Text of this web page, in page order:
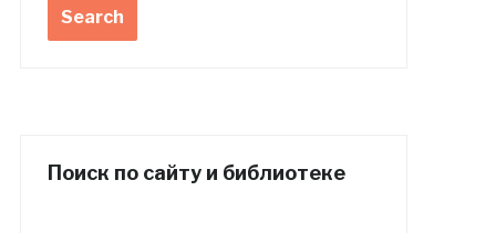
Поиск по сайту и библиотеке